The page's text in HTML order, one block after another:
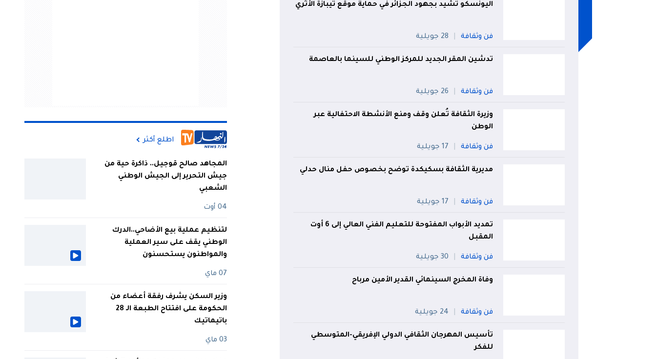
اليونسكو تُشيد بجهود الجزائر في حماية موقع تيبازة الأثري
فن وثقافة 28 جويلية
تدشين المقر الجديد للمركز الوطني للسينما بالعاصمة
فن وثقافة 26 جويلية
وزيرة الثقافة تُعلن وقف ومنع الأنشطة الاحتفالية عبر
الوطن
فن وثقافة 17 جويلية
مديرية الثقافة بسكيكدة توضح بخصوص حفل منال حدلي
فن وثقافة 17 جويلية
تمديد الأبواب المفتوحة للتعليم الفني العالي إلى 6 أوت
المقبل
فن وثقافة 30 جويلية
وفاة المخرج السينمائي القدير الأمين مرباح
فن وثقافة 24 جويلية
تأسيس المهرجان الثقافي الدولي الإفريقي-المتوسطي
للفكر
اطلع أكثر
المجاهد صالح قوجيل.. ذاكرة حية من
جيش التحرير إلى الجيش الوطني
الشعبي
04 أوت
لتنظيم عملية بيع الأضاحي..الدرك
الوطني يقف على سير العملية
والمواطنون يستحسنون
07 ماي
وزير السكن يشرف رفقة أعضاء من
الحكومة على افتتاح الطبعة الـ 28
باتيماتيك
03 ماي